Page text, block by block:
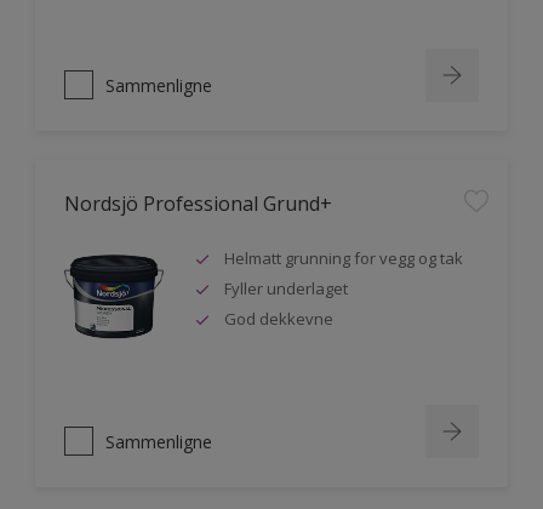
Sammenligne
Nordsjö Professional Grund+
Helmatt grunning for vegg og tak
Fyller underlaget
God dekkevne
Sammenligne